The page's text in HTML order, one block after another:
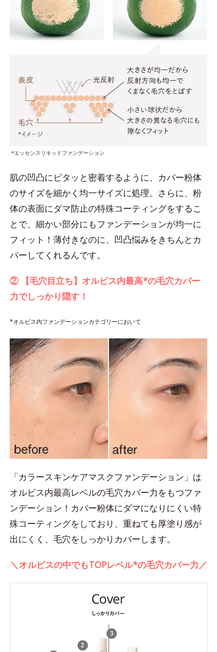
*エッセンスリキッドファンデーション
肌の凹凸にピタッと密着するように、カバー粉体
のサイズを細かく均一サイズに処理。さらに、粉
体の表面にダマ防止の特殊コーティングをするこ
とで、細かい部分にもファンデーションが均一に
フィット！薄付きなのに、凹凸悩みをきちんとカ
バーしてくれるんです。
② 【毛穴目立ち】オルビス内最高*の毛穴カバー
力でしっかり隠す！
*オルビス内ファンデーションカテゴリーにおいて
「カラースキンケアマスクファンデーション」は
オルビス内最高レベルの毛穴カバー力をもつファ
ンデーション！カバー粉体にダマになりにくい特
殊コーティングをしており、重ねても厚塗り感が
出にくく、毛穴をしっかりカバーします。
＼オルビスの中でもTOPレベル*の毛穴カバー力／